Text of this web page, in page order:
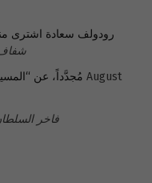
مُجدَّداً، عن
فاخر